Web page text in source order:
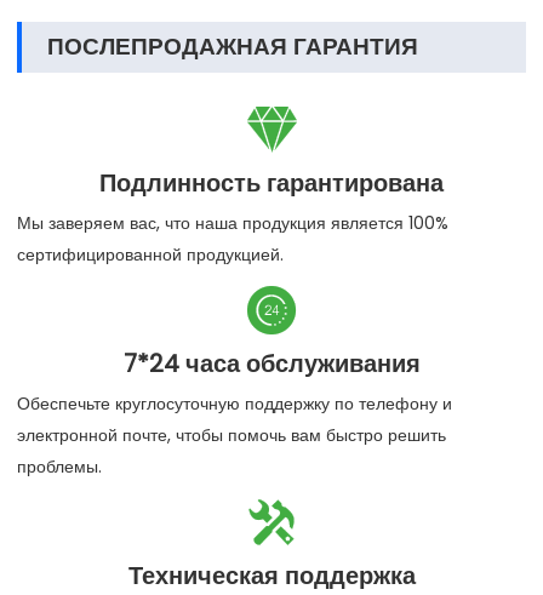
ПОСЛЕПРОДАЖНАЯ ГАРАНТИЯ

Подлинность гарантирована
Мы заверяем вас, что наша продукция является 100%
сертифицированной продукцией.

7*24 часа обслуживания
Обеспечьте круглосуточную поддержку по телефону и
электронной почте, чтобы помочь вам быстро решить
проблемы.

Техническая поддержка